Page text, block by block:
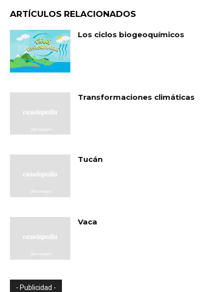
ARTÍCULOS RELACIONADOS
Los ciclos biogeoquímicos
Transformaciones climáticas
Tucán
Vaca
- Publicidad -